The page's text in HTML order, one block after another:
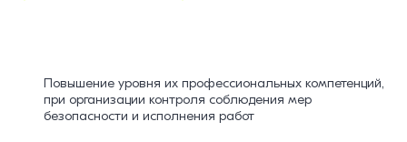
Повышение уровня их профессиональных компетенций,
при организации контроля соблюдения мер
безопасности и исполнения работ